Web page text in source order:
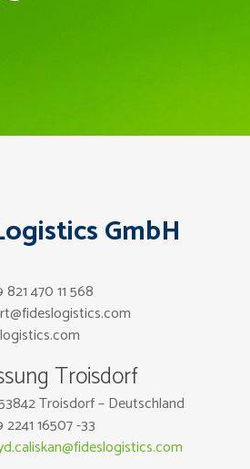
GmbH
821470 11 568
Troisdorf
Troisdorf –Deutschland
2241 16507 -33